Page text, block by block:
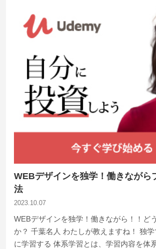
WEBデザインを独学！働きながら
法
2023.10.07
WEBデザインを独学！働きながら！！ど
か？ 千葉名人 わたしが教えますね！ 独学
に学習する 体系学習とは、学習内容を体